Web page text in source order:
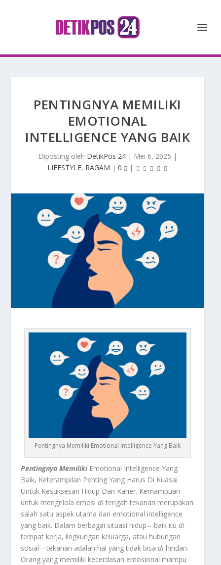
PENTINGNYA MEMILIKI
EMOTIONAL
INTELLIGENCE YANG BAIK
Diposting oleh DetikPos 24| Mei 6, 2025 |
LIFESTYLE, RAGAM | 0 |
Pentingnya Memiliki Emotional Intelligence Yang Baik
Pentingnya MemilikiEmotional Intelligence Yang
Baik, Keterampilan Penting Yang Harus Di Kuasai
Untuk Kesuksesan Hidup Dan Karier. Kemampuan
untuk mengelola emosidi tengah tekanan merupakan
salah satu aspek utama dari emotional intelligence
yang baik. Dalam berbagai situasi hidup—baik itudi
tempat kerja, lingkungan keluarga, atau hubungan
sosial—tekanan adalah hal yang tidak bisadi hindari.
Orang yang memiliki kecerdasan emosional mampu